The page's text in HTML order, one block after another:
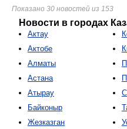
Показано 30 новостей из 153
Новости в городах
Актау
Актобе
Алматы
Астана
Атырау
Байконыр
Жезказган